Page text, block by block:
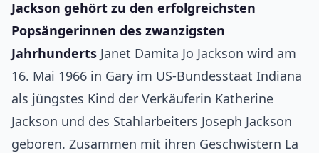
Jackson gehört zu den erfolgreichsten
Popsängerinnen des zwanzigsten
Jahrhunderts Janet Damita Jo Jackson wird am
16. Mai 1966 in Gary im US-Bundesstaat Indiana
als jüngstes Kind der Verkäuferin Katherine
Jackson und des Stahlarbeiters Joseph Jackson
geboren. Zusammen mit ihren Geschwistern La